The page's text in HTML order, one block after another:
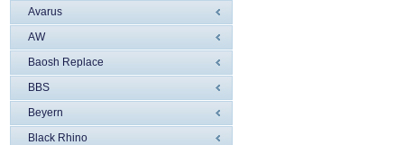
Avarus
AW
Baosh Replace
BBS
Beyern
Black Rhino